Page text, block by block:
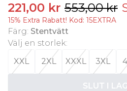
221,00 kr 553,00 kr
15% Extra Rabatt! Kod: 15EXTRA
Färg: Stentvätt
Välj en storlek:
XXL
2XL XXXL 3XL
SLUT I